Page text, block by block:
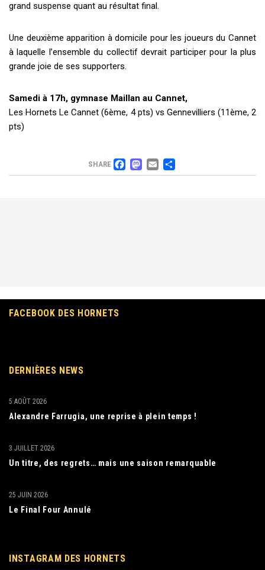
grand suspense quant au résultat final.
Une deuxième apparition à domicile pour les joueurs du Cannet
à laquelle l’ensemble du collectif devrait participer pour la plus
grande joie de ses supporters.
Samedi à 17h, gymnase Maillan au Cannet,
Les Hornets Le Cannet (6ème, 4 pts) vs Gennevilliers (11ème, 2
pts)
SHARE FACEBOOK
MASTODON
EMAIL
PARTAGER
FACEBOOK DES HORNETS
DERNIÈRES NEWS
Alexandre Farrugia, une reprise à plein temps !
5 AOÛT 2026
Un titre, des regrets… mais une saison remarquable
3 JUILLET 2026
Le Final Four Annulé
25 JUIN 2026
INSTAGRAM DES HORNETS